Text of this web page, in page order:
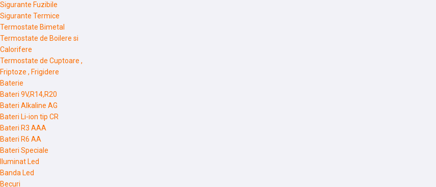
Sigurante Fuzibile
Sigurante Termice
Termostate Bimetal
Termostate de Boilere si
Calorifere
Termostate de Cuptoare ,
Friptoze , Frigidere
Baterie
Bateri 9V,R14,R20
Bateri Alkaline AG
Bateri Li-ion tip CR
Bateri R3 AAA
Bateri R6 AA
Bateri Speciale
Iluminat Led
Banda Led
Becuri